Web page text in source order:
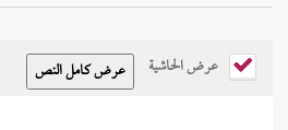
عرض الحاشية